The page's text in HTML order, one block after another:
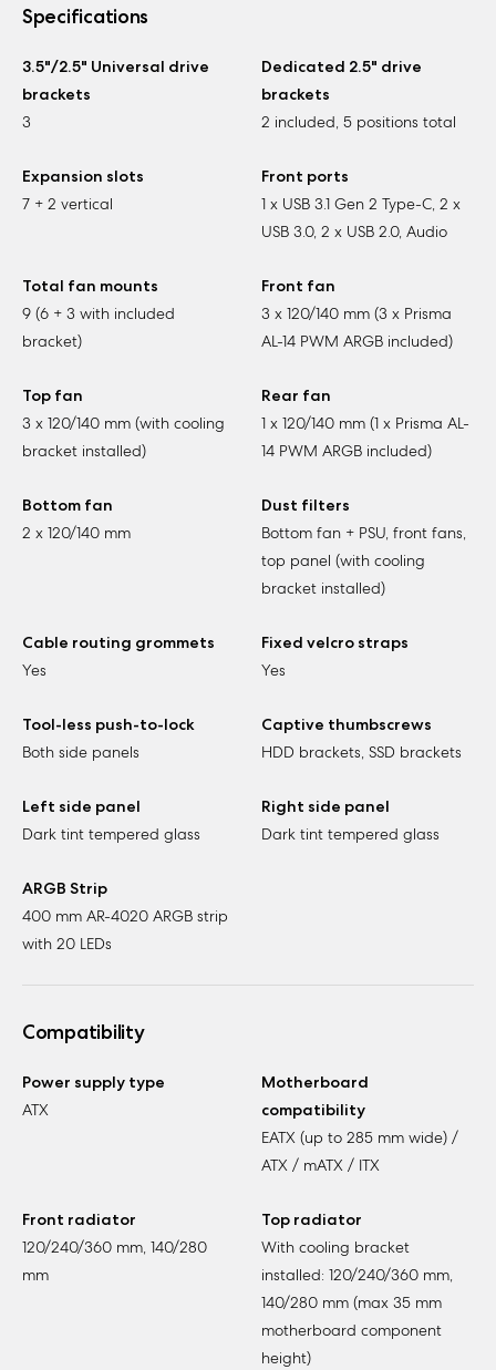
Specifications
3.5"/2.5" Universal drive
brackets
3
Dedicated 2.5" drive
brackets
2 included, 5 positions total
Expansion slots
7 + 2 vertical
Front ports
1 x USB 3.1 Gen 2 Type-C, 2 x
USB 3.0, 2 x USB 2.0, Audio
Total fan mounts
9 (6 + 3 with included
bracket)
Front fan
3 x 120/140 mm (3 x Prisma
AL-14 PWM ARGB included)
Top fan
3 x 120/140 mm (with cooling
bracket installed)
Rear fan
1 x 120/140 mm (1 x Prisma AL-
14 PWM ARGB included)
Bottom fan
2 x 120/140 mm
Dust filters
Bottom fan + PSU, front fans,
top panel (with cooling
bracket installed)
Cable routing grommets
Yes
Fixed velcro straps
Yes
Tool-less push-to-lock
Both side panels
Captive thumbscrews
HDD brackets, SSD brackets
Left side panel
Dark tint tempered glass
Right side panel
Dark tint tempered glass
ARGB Strip
400 mm AR-4020 ARGB strip
with 20 LEDs
Compatibility
Power supply type
ATX
Motherboard
compatibility
EATX (up to 285 mm wide) /
ATX / mATX / ITX
Front radiator
120/240/360 mm, 140/280
mm
Top radiator
With cooling bracket
installed: 120/240/360 mm,
140/280 mm (max 35 mm
motherboard component
height)